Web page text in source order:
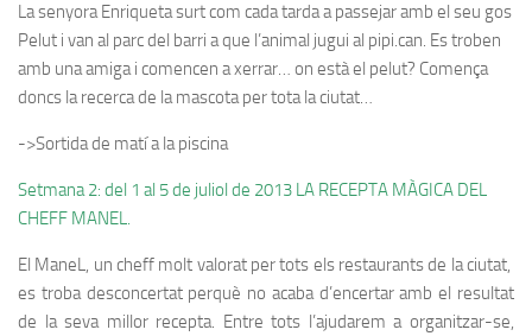
La senyora Enriqueta surt com cada tarda a passejar amb el seu gos
Pelut i van al parc del barri a que l’animal jugui al pipi.can. Es troben
amb una amiga i comencen a xerrar… on està el pelut? Comença
doncs la recerca de la mascota per tota la ciutat…
->Sortida de matí a la piscina
Setmana 2: del 1 al 5 de juliol de 2013 LA RECEPTA MÀGICA DEL
CHEFF MANEL.
El ManeL, un cheff molt valorat per tots els restaurants de la ciutat,
es troba desconcertat perquè no acaba d’encertar amb el resultat
de la seva millor recepta. Entre tots l’ajudarem a organitzar-se,